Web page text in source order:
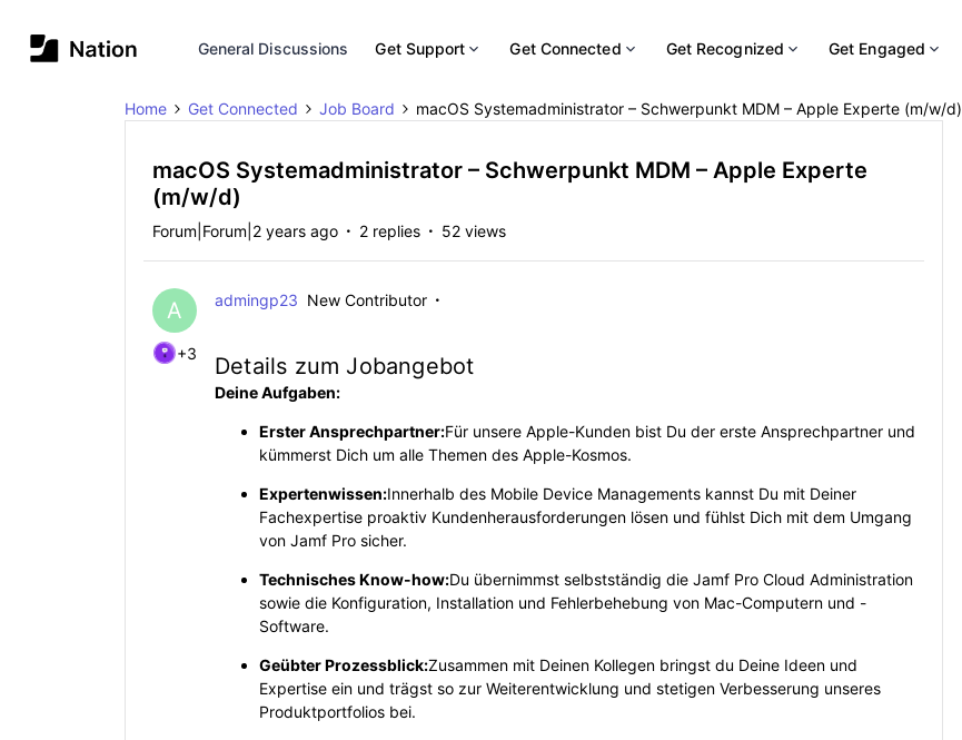
General Discussions Get Support Get Connected Get Recognized Get Engaged
Home Get Connected Job Board macOS Systemadministrator – Schwerpunkt MDM – Apple Experte (m/w/d)
macOS Systemadministrator – Schwerpunkt MDM – Apple Experte
(m/w/d)
Forum|Forum|2 years ago 2 replies 52 views
A
+3
admingp23 New Contributor
Details zum Jobangebot
Deine Aufgaben:
Erster Ansprechpartner:Für unsere Apple-Kunden bist Du der erste Ansprechpartner und
kümmerst Dich um alle Themen des Apple-Kosmos.
Expertenwissen:Innerhalb des Mobile Device Managements kannst Du mit Deiner
Fachexpertise proaktiv Kundenherausforderungen lösen und fühlst Dich mit dem Umgang
von Jamf Pro sicher.
Technisches Know-how:Du übernimmst selbstständig die Jamf Pro Cloud Administration
sowie die Konfiguration, Installation und Fehlerbehebung von Mac-Computern und -
Software.
Geübter Prozessblick:Zusammen mit Deinen Kollegen bringst du Deine Ideen und
Expertise ein und trägst so zur Weiterentwicklung und stetigen Verbesserung unseres
Produktportfolios bei.